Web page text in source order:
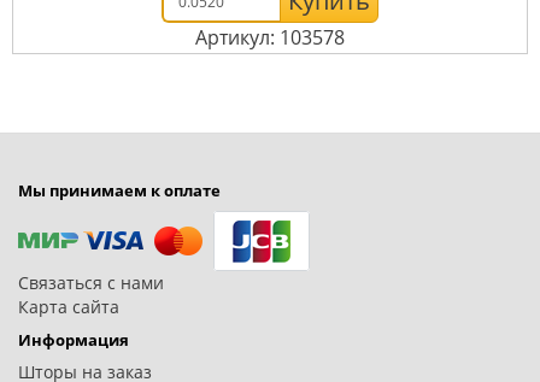
Артикул: 103578
Мы принимаем к оплате
Связаться с нами
Карта сайта
Информация
Шторы на заказ